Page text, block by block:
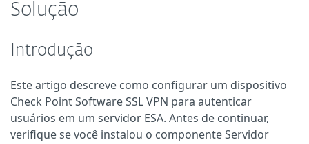
Solução
Introdução
Este artigo descreve como configurar um dispositivo
Check Point Software SSL VPN para autenticar
usuários em um servidor ESA. Antes de continuar,
verifique se você instalou o componente Servidor